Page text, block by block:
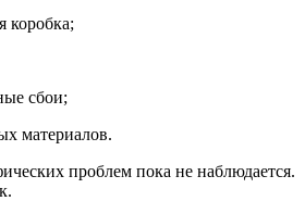
коробка;
сбои;
материалов.
проблем пока не наблюдается.